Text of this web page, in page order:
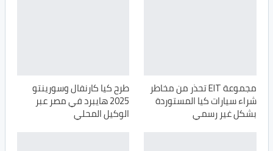
مجموعة EIT تحذر من مخاطر
شراء سيارات كيا المستوردة
بشكل غير رسمي
طرح كيا كارنفال وسورينتو
2025 هايبرد في مصر عبر
الوكيل المحلي